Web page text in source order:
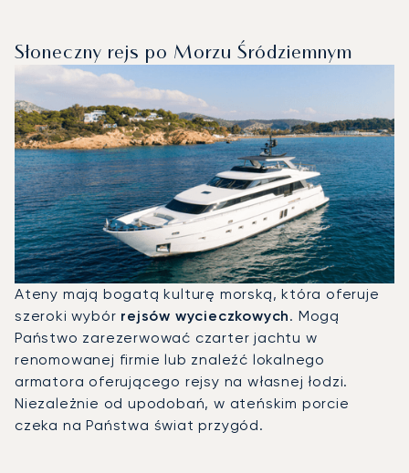
Słoneczny rejs po Morzu Śródziemnym
Ateny mają bogatą kulturę morską, która oferuje
szeroki wybór rejsów wycieczkowych. Mogą
Państwo zarezerwować czarter jachtu w
renomowanej firmie lub znaleźć lokalnego
armatora oferującego rejsy na własnej łodzi.
Niezależnie od upodobań, w ateńskim porcie
czeka na Państwa świat przygód.